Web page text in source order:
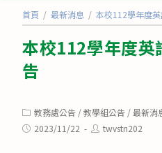
首頁 / 最新消息 / 本校112學年度
本校112學年度英
告
Post
category:
教務處公告 /教學組公告 /最新消
Post2023/11/22
Posttwvstn202